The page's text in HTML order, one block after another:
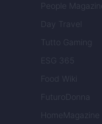
People Magazine
Day Travel
Tutto Gaming
ESG 365
Food Wiki
FuturoDonna
HomeMagazine